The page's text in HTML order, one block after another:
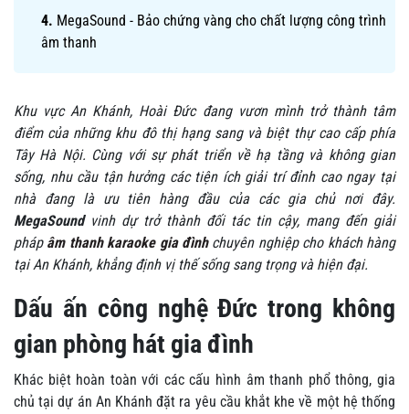
MegaSound - Bảo chứng vàng cho chất lượng công trình
âm thanh
Khu vực An Khánh, Hoài Đức đang vươn mình trở thành tâm
điểm của những khu đô thị hạng sang và biệt thự cao cấp phía
Tây Hà Nội. Cùng với sự phát triển về hạ tầng và không gian
sống, nhu cầu tận hưởng các tiện ích giải trí đỉnh cao ngay tại
nhà đang là ưu tiên hàng đầu của các gia chủ nơi đây.
MegaSoundvinh dự trở thành đối tác tin cậy, mang đến giải
pháp âm thanh karaoke gia đìnhchuyên nghiệp cho khách hàng
tại An Khánh, khẳng định vị thế sống sang trọng và hiện đại.
Dấu ấn công nghệ Đức trong không
gian phòng hát gia đình
Khác biệt hoàn toàn với các cấu hình âm thanh phổ thông, gia
chủ tại dự án An Khánh đặt ra yêu cầu khắt khe về một hệ thống